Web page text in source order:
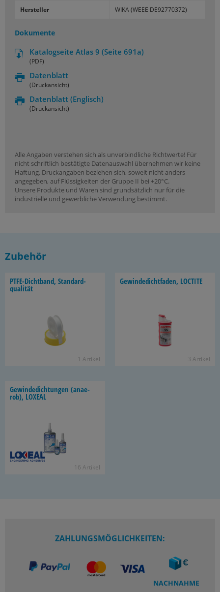
Hersteller WIKA (WEEE DE92770372)
Dokumente
Katalogseite Atlas 9 (Seite 691a)
(PDF)
Datenblatt
(Druckansicht)
Datenblatt (Englisch)
(Druckansicht)
Alle Angaben verstehen sich als unverbindliche Richtwerte! Für
nicht schriftlich bestätigte Datenauswahl übernehmen wir keine
Haftung. Druckangaben beziehen sich, soweit nicht anders
angegeben, auf Flüssigkeiten der Gruppe II bei +20°C.
Unsere Produkte und Waren sind grundsätzlich nur für die
industrielle und gewerbliche Verwendung bestimmt.
Zubehör
PTFE-​Dichtband, Stan­dard­
qua­li­tät
1 Ar­ti­kel
Ge­win­de­dicht­fa­den, LOC­TI­TE
3 Ar­ti­kel
Ge­win­de­dich­tun­gen (an­ae­
rob), LO­XE­AL
16 Ar­ti­kel
ZAHLUNGSMÖGLICHKEITEN:
NACHNAHME